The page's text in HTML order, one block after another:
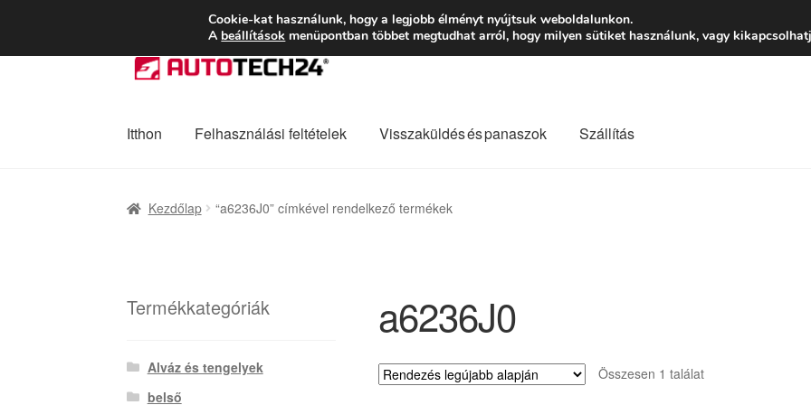
SZÁLLÍTÁS 2618 Ft-tól Hétfő-
Ugrás
a
Kilépés
a
Itthon Felhasználási feltételek Visszaküldés és panaszok Szállítás
Kezdőlap “a6236J0” címkével rendelkező termékek
a6236J0
Összesen 1 találat
Termékkategóriák
Alváz és tengelyek
belső
Cookie-kat használunk, hogy a legjobb élményt nyújtsuk weboldalunkon.
A beállítások menüpontban többet megtudhat arról, hogy milyen sütiket használunk, vagy